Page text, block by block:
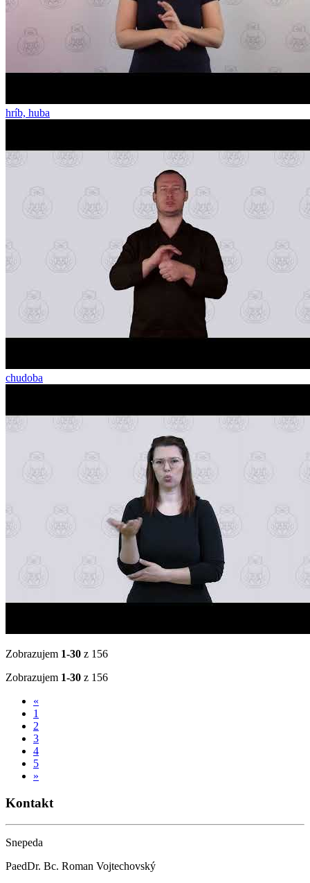
hríb, huba
chudoba
Zobrazujem 1-30 z 156
Zobrazujem 1-30 z 156
«
1
2
3
4
5
»
Kontakt
Snepeda
PaedDr. Bc. Roman Vojtechovský